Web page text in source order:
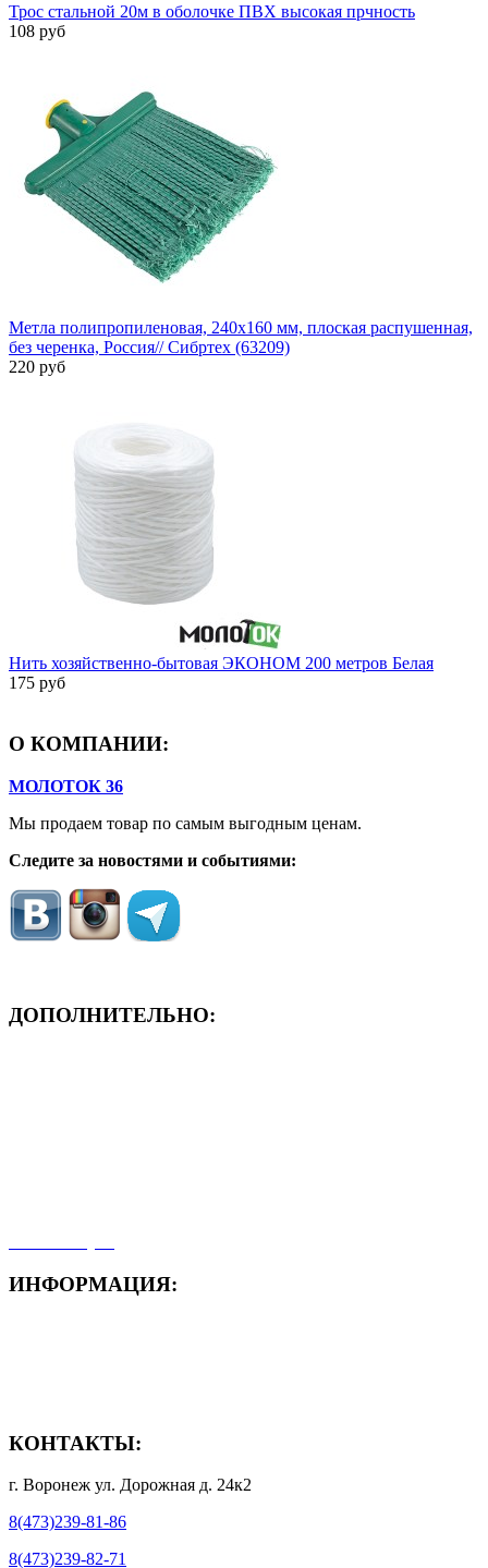
Трос стальной 20м в оболочке ПВХ высокая прчность
108 руб
Метла полипропиленовая, 240х160 мм, плоская распушенная,
без черенка, Россия// Сибртех (63209)
220 руб
Нить хозяйственно-бытовая ЭКОНОМ 200 метров Белая
175 руб
О КОМПАНИИ:
МОЛОТОК 36
Мы продаем товар по самым выгодным ценам.
Следите за новостями и событиями:
ДОПОЛНИТЕЛЬНО:
ИНФОРМАЦИЯ:
КОНТАКТЫ:
г. Воронеж ул. Дорожная д. 24к2
8(473)239-81-86
8(473)239-82-71